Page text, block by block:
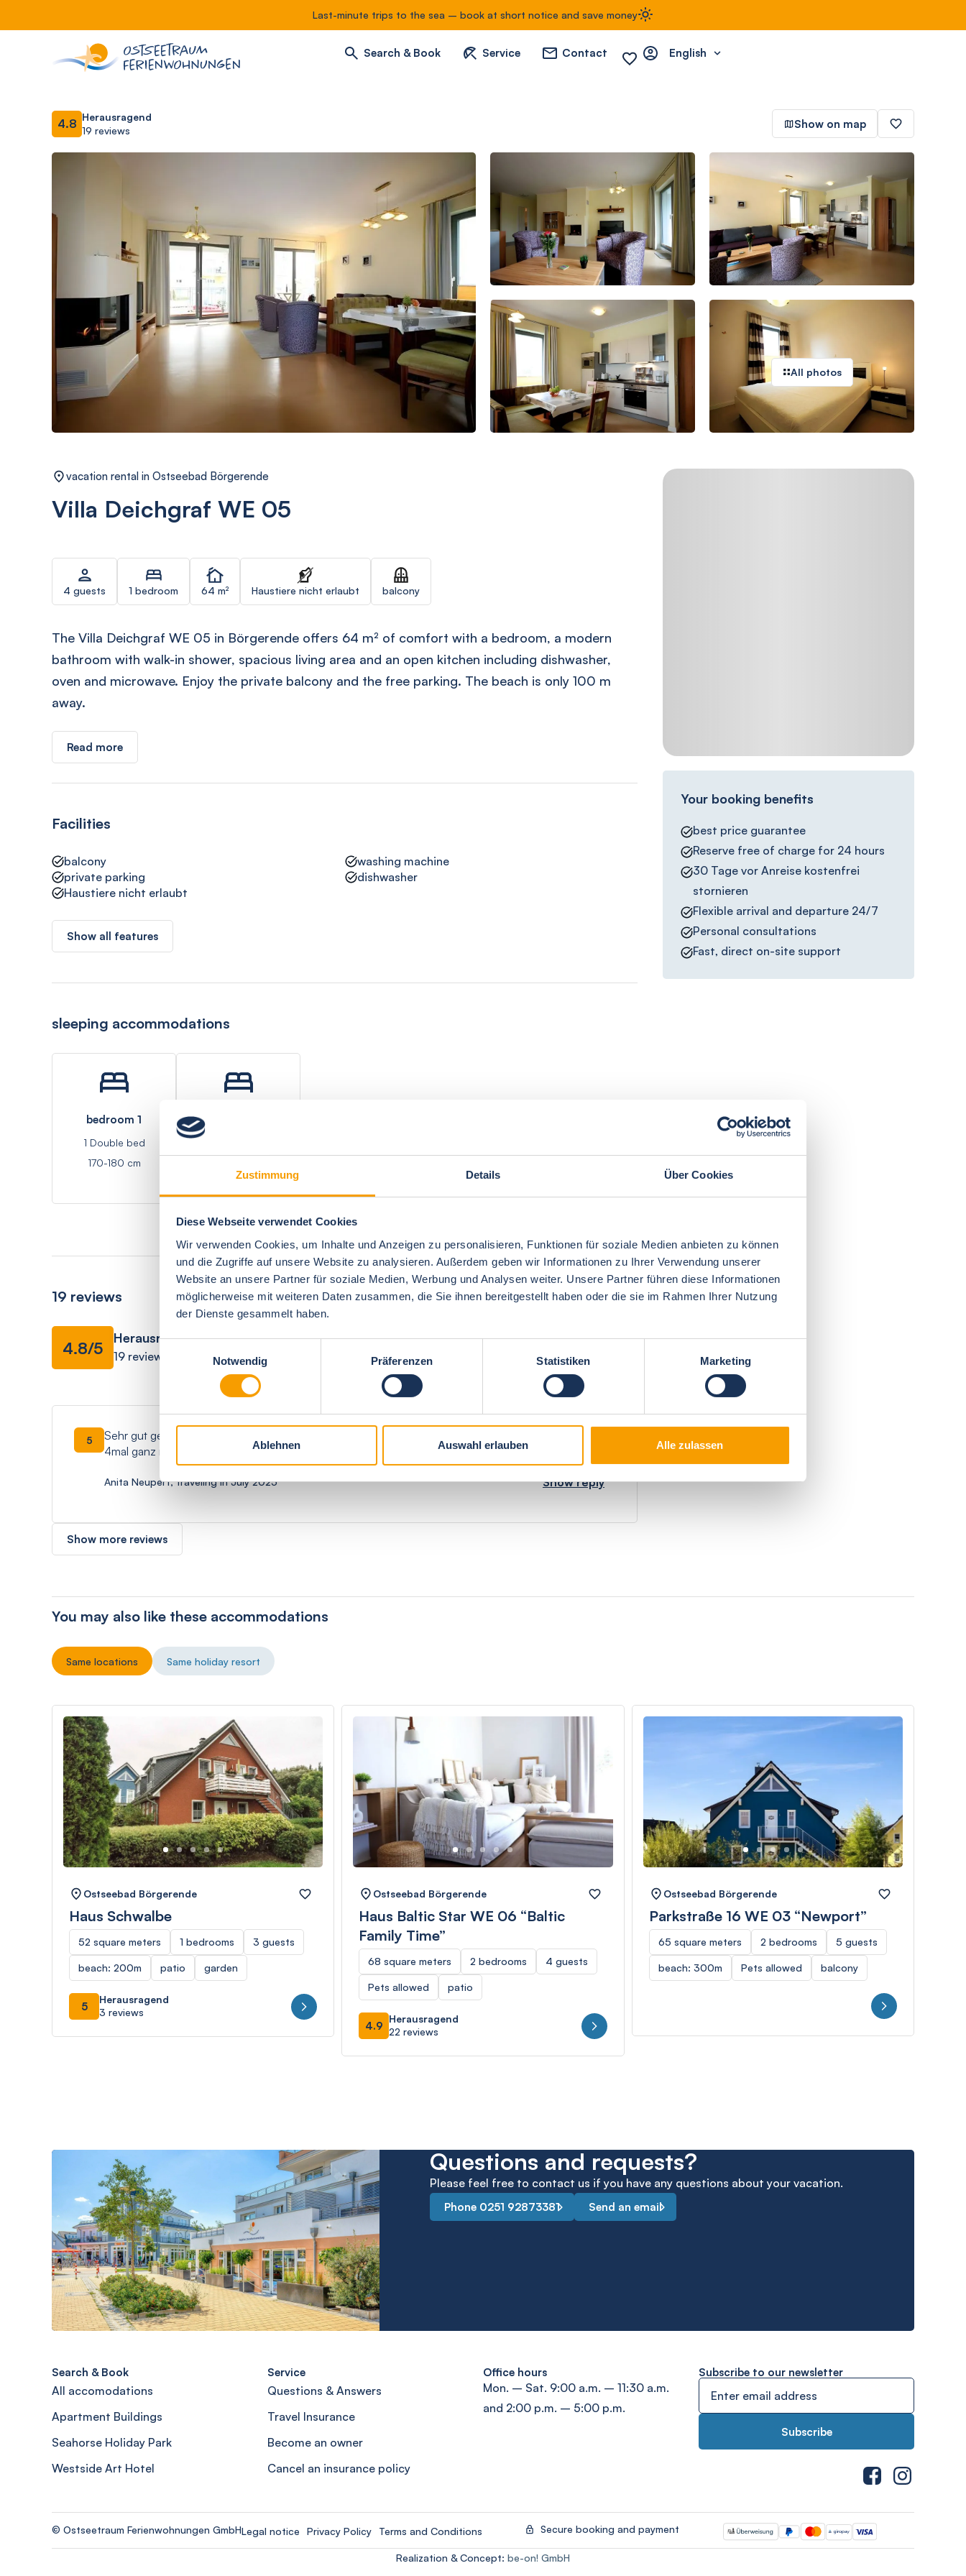
Zustimmung Details Über Cookies
Diese Webseite verwendet Cookies
Wir verwenden Cookies, um Inhalte und Anzeigen zu personalisieren, Funktionen für soziale Medien anbieten zu können
und die Zugriffe auf unsere Website zu analysieren. Außerdem geben wir Informationen zu Ihrer Verwendung unserer
Website an unsere Partner für soziale Medien, Werbung und Analysen weiter. Unsere Partner führen diese Informationen
möglicherweise mit weiteren Daten zusammen, die Sie ihnen bereitgestellt haben oder die sie im Rahmen Ihrer Nutzung
der Dienste gesammelt haben.
Notwendig
Präferenzen Statistiken Marketing
Ablehnen Auswahl erlauben Alle zulassen
Last-minute trips to the sea – book at short notice and save money
Search & Book Service Contact English
4.8 Herausragend
19 reviews
Show on map
All photos
vacation rental in Ostseebad Börgerende
Villa Deichgraf WE 05
4 guests 1 bedroom 64 m² Haustiere nicht erlaubt balcony
The Villa Deichgraf WE 05 in Börgerende offers 64 m² of comfort with a bedroom, a modern
bathroom with walk-in shower, spacious living area and an open kitchen including dishwasher,
oven and microwave. Enjoy the private balcony and the free parking. The beach is only 100 m
away.
Read more
Facilities
balcony
washing machine
private parking
dishwasher
Haustiere nicht erlaubt
Show all features
sleeping accommodations
bedroom 1
1 Double bed
170-180 cm
1 Double bed - Sofa
19 reviews
4.8/5
Herausragend
19 reviews
Facilities 5overall impression 4.7
5
Sehr gut gepflegte Lage, kurze Wege zum Strand, Radweg vor der Haustür, Möglichkeit zum Essen
4mal ganz nah
Anita Neupert, traveling in July 2025 Show reply
Show more reviews
Your booking benefits
best price guarantee
Reserve free of charge for 24 hours
30 Tage vor Anreise kostenfrei
stornieren
Flexible arrival and departure 24/7
Personal consultations
Fast, direct on-site support
You may also like these accommodations
Same locations Same holiday resort
Ostseebad Börgerende
Haus Schwalbe
52 square meters 1 bedrooms 3 guests
beach: 200m patio garden
5
Herausragend
3 reviews
Ostseebad Börgerende
Haus Baltic Star WE 06 “Baltic
Family Time”
68 square meters 2 bedrooms 4 guests
Pets allowed patio
4.9
Herausragend
22 reviews
Ostseebad Börgerende
Parkstraße 16 WE 03 “Newport”
65 square meters 2 bedrooms 5 guests
beach: 300m Pets allowed balcony
Questions and requests?
Please feel free to contact us if you have any questions about your vacation.
Phone 0251 92873381 Send an email
Search & Book
All accomodations
Apartment Buildings
Seahorse Holiday Park
Westside Art Hotel
Service
Questions & Answers
Travel Insurance
Become an owner
Cancel an insurance policy
Office hours
Mon. – Sat. 9:00 a.m. – 11:30 a.m.
and 2:00 p.m. – 5:00 p.m.
Subscribe to our newsletter
© Ostseetraum Ferienwohnungen GmbHLegal notice Privacy Policy Terms and Conditions Secure booking and payment
Realization & Concept: be-on! GmbH